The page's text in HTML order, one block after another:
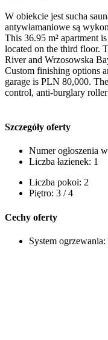
W obiekcie jest sucha
antywłamaniowe są
This 36.95 m² apartment
located on the third floor.
River and Wrzosowska
Custom finishing options
garage is PLN 80,000.
control, anti-burglary roller
Szczegóły oferty
Numer ogłoszenia
Liczba łazienek: 1
Liczba pokoi: 2
Piętro: 3 / 4
Cechy oferty
System ogrzewania: